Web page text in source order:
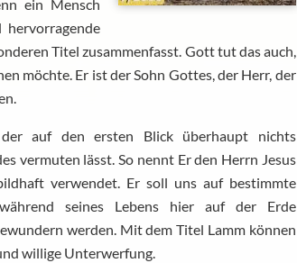
ein Mensch
hervorragende
Titel zusammenfasst. Gott tut das auch,
möchte. Er ist der Sohn Gottes, der Herr, der
auf den ersten Blick überhaupt nichts
vermuten lässt. So nennt Er den Herrn Jesus
verwendet. Er soll uns auf bestimmte
seines Lebens hier auf der Erde
werden. Mit dem Titel Lamm können
willige Unterwerfung.